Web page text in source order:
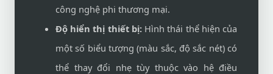
công nghệ phi thương mại.
Độ hiển thị thiết bị:Hình thái thể hiện của
một số biểu tượng (màu sắc, độ sắc nét) có
thể thay đổi nhẹ tùy thuộc vào hệ điều